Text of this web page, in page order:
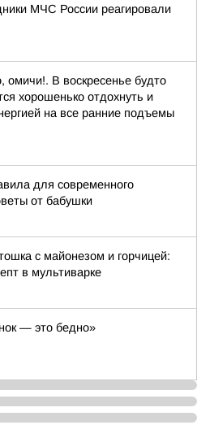
МЧС России реагировали
омичи!. В воскресенье будто
хорошенько отдохнуть и
на все ранние подъемы
для современного
от бабушки
с майонезом и горчицей:
в мультиварке
— это бедно»